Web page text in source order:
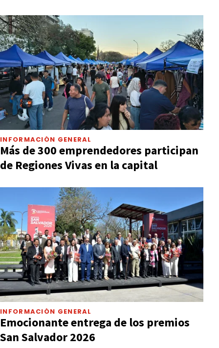
INFORMACIÓN GENERAL
Más de 300 emprendedores participan
de Regiones Vivas en la capital
INFORMACIÓN GENERAL
Emocionante entrega de los premios
San Salvador 2026